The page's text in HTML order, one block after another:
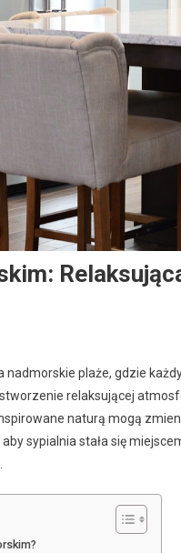
nadmorskie plaże, gdzie
relaksującej
naturą mogą
sypialnia stała się